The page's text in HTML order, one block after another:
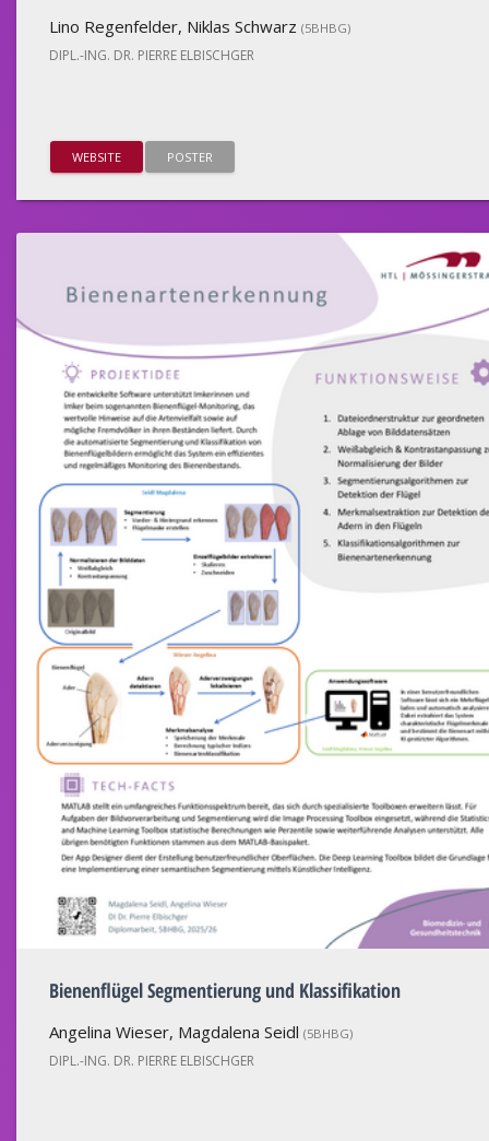
Lino Regenfelder, Niklas Schwarz (5BHBG)
DIPL.-ING. DR. PIERRE ELBISCHGER
WEBSITE POSTER
Bienenflügel Segmentierung und Klassifikation
Angelina Wieser, Magdalena Seidl (5BHBG)
DIPL.-ING. DR. PIERRE ELBISCHGER